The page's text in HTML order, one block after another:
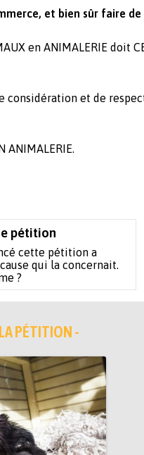
et bien sûr faire
en ANIMALERIE doit
considération et de
ANIMALERIE.
pétition
cette pétition a
qui la concernait.
?
PÉTITION -